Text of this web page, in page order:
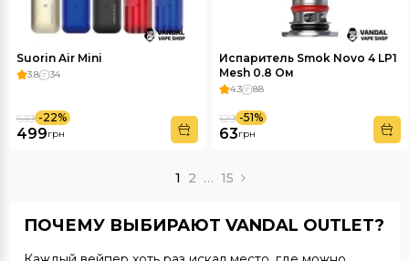
Suorin Air Mini
3.8 34
499грн
639 -22%
Испаритель Smok Novo 4 LP1
Mesh 0.8 Ом
4.3 88
63грн
129 -51%
1 2 … 15
ПОЧЕМУ ВЫБИРАЮТ VANDAL OUTLET?